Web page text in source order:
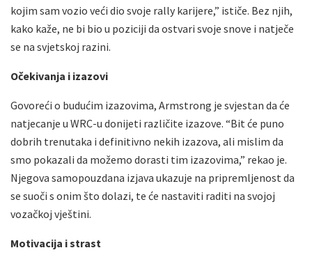
kojim sam vozio veći dio svoje rally karijere,” ističe. Bez njih,
kako kaže, ne bi bio u poziciji da ostvari svoje snove i natječe
se na svjetskoj razini.
Očekivanja i izazovi
Govoreći o budućim izazovima, Armstrong je svjestan da će
natjecanje u WRC-u donijeti različite izazove. “Bit će puno
dobrih trenutaka i definitivno nekih izazova, ali mislim da
smo pokazali da možemo dorasti tim izazovima,” rekao je.
Njegova samopouzdana izjava ukazuje na pripremljenost da
se suoči s onim što dolazi, te će nastaviti raditi na svojoj
vozačkoj vještini.
Motivacija i strast